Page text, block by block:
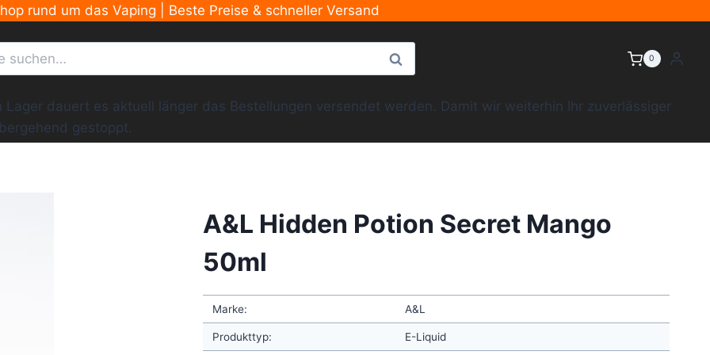
rund um das Vaping | Beste Preise & schneller Versand
Suche 0
dauert es aktuell länger das Bestellungen versendet werden. Damit wir weiterhin Ihr zuverlässiger
gestoppt.
A&L Hidden Potion Secret Mango
50ml
Marke: A&L
Produkttyp: E-Liquid